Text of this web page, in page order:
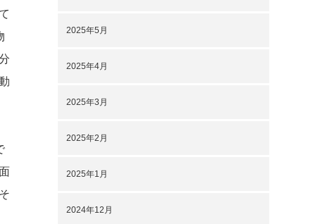
2025年5月
2025年4月
2025年3月
2025年2月
2025年1月
2024年12月